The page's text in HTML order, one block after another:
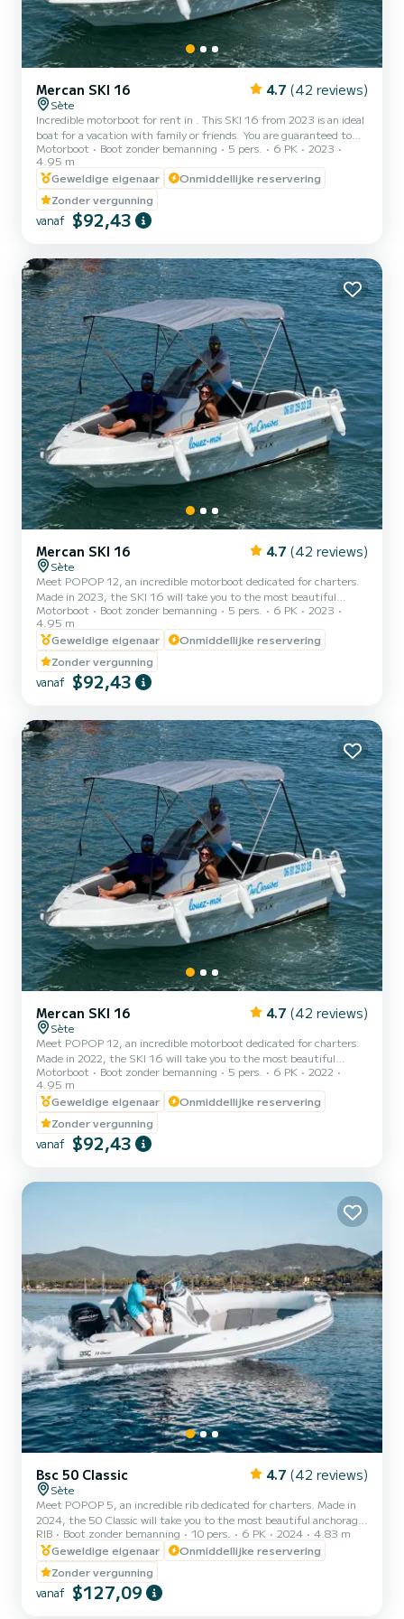
Mercan SKI 16 4.7 (42 reviews)
Sète
Incredible motorboot for rent in . This SKI 16 from 2023 is an ideal
boat for a vacation with family or friends. You are guaranteed to
spend an exceptional day or week on this 5 meter boat. The
capacity of this boat is passengers. Wij nodigen u uit om
rechtstreeks een aanvraag bij ons te doen via het platform.
Motorboot Boot zonder bemanning 5 pers. 6 PK
2023
4.95 m
Geweldige eigenaar
Onmiddellijke reservering
Zonder vergunning
vanaf $92,43
Mercan SKI 16 4.7 (42 reviews)
Sète
Meet POPOP 12, an incredible motorboot dedicated for charters.
Made in 2023, the SKI 16 will take you to the most beautiful
anchorages in . You are guaranteed to spend an exceptional day or
week on this 5 meter boat. The capacity of this boat is passengers.
U kunt uw reserveringsaanvraag naar ons sturen op SamBoat!
Motorboot Boot zonder bemanning 5 pers. 6 PK
2023
4.95 m
Geweldige eigenaar
Onmiddellijke reservering
Zonder vergunning
vanaf $92,43
Mercan SKI 16 4.7 (42 reviews)
Sète
Meet POPOP 12, an incredible motorboot dedicated for charters.
Made in 2022, the SKI 16 will take you to the most beautiful
anchorages in . You are guaranteed to spend an exceptional day or
week on this 5 meter boat. The capacity of this boat is passengers.
Wij nodigen u uit om rechtstreeks een aanvraag bij ons te doen via
het platform.
Motorboot Boot zonder bemanning 5 pers. 6 PK
2022
4.95 m
Geweldige eigenaar
Onmiddellijke reservering
Zonder vergunning
vanaf $92,43
Bsc 50 Classic 4.7 (42 reviews)
Sète
Meet POPOP 5, an incredible rib dedicated for charters. Made in
2024, the 50 Classic will take you to the most beautiful anchorages
in . You are guaranteed to spend an exceptional day or week on this
5 meter boat. The capacity of this boat is passengers. U kunt uw
reserveringsaanvraag naar ons sturen op SamBoat!
RIB Boot zonder bemanning 10 pers. 6 PK 2024
4.83 m
Geweldige eigenaar
Onmiddellijke reservering
Zonder vergunning
vanaf $127,09